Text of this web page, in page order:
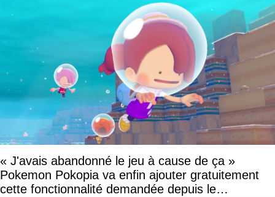
« J'avais abandonné le jeu à cause de ça »
Pokemon Pokopia va enfin ajouter gratuitement
cette fonctionnalité demandée depuis le